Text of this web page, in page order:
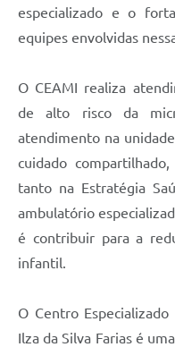
especializado e o
equipes envolvidas
O CEAMI realiza
de alto risco da
atendimento na
cuidado
tanto na Estratégia
ambulatório
é contribuir para a
infantil.
O Centro
Ilza da Silva Farias é